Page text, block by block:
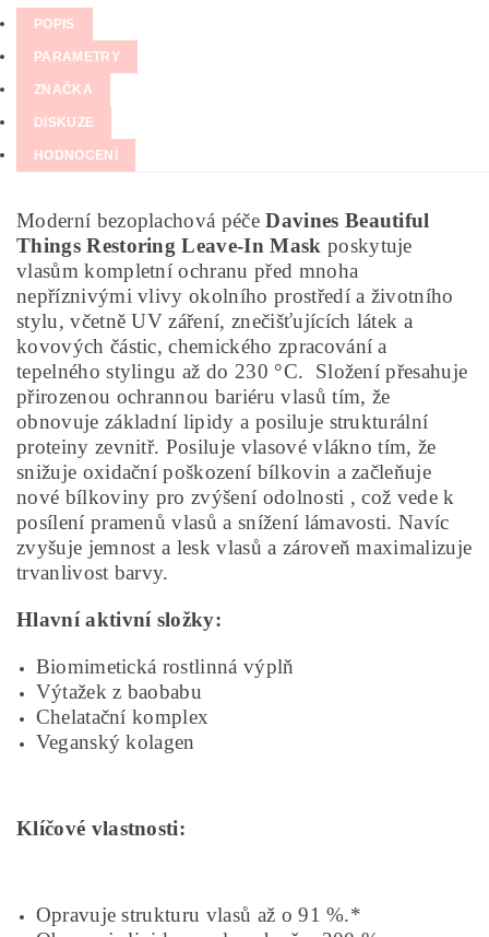
POPIS
PARAMETRY
ZNAČKA
DISKUZE
HODNOCENÍ
Moderní bezoplachová péčeDavines Beautiful
Things Restoring Leave-In Mask poskytuje
vlasům kompletní ochranu před mnoha
nepříznivými vlivy okolního prostředí a životního
stylu, včetně UV záření, znečišťujících látek a
kovových částic, chemického zpracování a
tepelného stylingu až do 230 °C. Složení přesahuje
přirozenou ochrannou bariéru vlasů tím, že
obnovuje základní lipidy a posiluje strukturální
proteiny zevnitř. Posiluje vlasové vlákno tím, že
snižuje oxidační poškození bílkovin a začleňuje
nové bílkoviny pro zvýšení odolnosti , což vede k
posílení pramenů vlasů a snížení lámavosti. Navíc
zvyšuje jemnost a lesk vlasů a zároveň maximalizuje
trvanlivost barvy.
Hlavní aktivní složky:
Biomimetická rostlinná výplň
Výtažek z baobabu
Chelatační komplex
Veganský kolagen
Klíčové vlastnosti:
Opravuje strukturu vlasů až o 91 %.*